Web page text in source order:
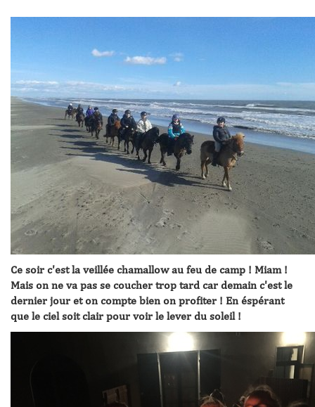
Ce soir c'est la veillée chamallow au feu de camp ! Miam !
Mais on ne va pas se coucher trop tard car demain c'est le
dernier jour et on compte bien on profiter ! En éspérant
que le ciel soit clair pour voir le lever du soleil !